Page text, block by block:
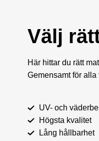
Välj
Här hittar du rätt
Gemensamt för alla
UV- och
Högsta kvalitet
Lång hållbarhet